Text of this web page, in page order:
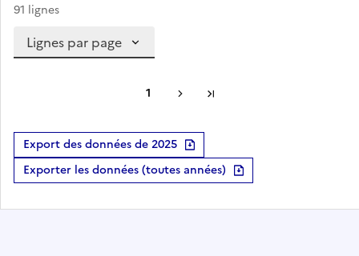
91 lignes
Lignes par page
1 Suivante
Export des données de 2025
Exporter les données (toutes années)